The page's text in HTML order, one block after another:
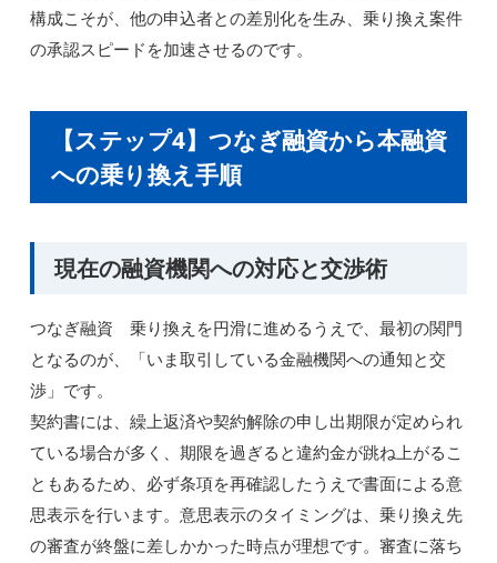
構成こそが、他の申込者との差別化を生み、乗り換え案件
の承認スピードを加速させるのです。
【ステップ4】つなぎ融資から本融資
への乗り換え手順
現在の融資機関への対応と交渉術
つなぎ融資 乗り換えを円滑に進めるうえで、最初の関門
となるのが、「いま取引している金融機関への通知と交
渉」です。
契約書には、繰上返済や契約解除の申し出期限が定められ
ている場合が多く、期限を過ぎると違約金が跳ね上がるこ
ともあるため、必ず条項を再確認したうえで書面による意
思表示を行います。意思表示のタイミングは、乗り換え先
の審査が終盤に差しかかった時点が理想です。審査に落ち